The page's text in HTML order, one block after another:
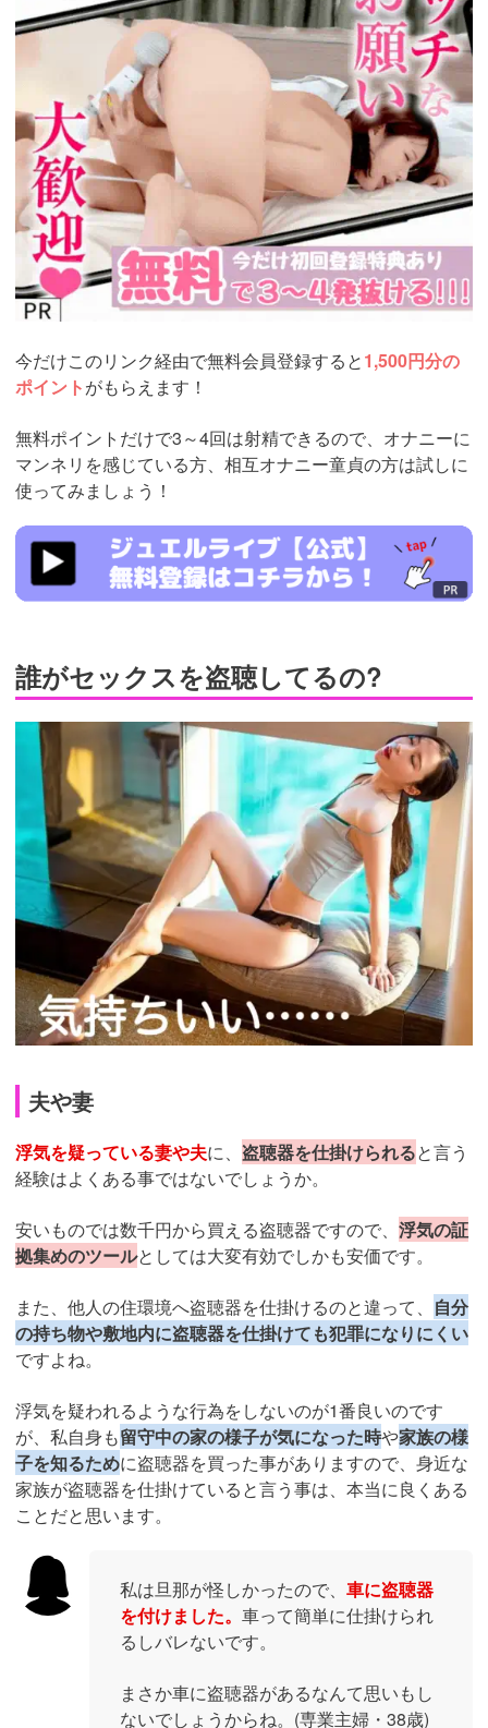
今だけこのリンク経由で無料会員登録すると1,500円分の
ポイントがもらえます！
無料ポイントだけで3～4回は射精できるので、オナニーに
マンネリを感じている方、相互オナニー童貞の方は試しに
使ってみましょう！
https://www.j-
live.tv/LiveChat/acs.php?
si=jwchatt&pid=MLA5661_0003&pa=lp33.php
誰がセックスを盗聴してるの?
夫や妻
浮気を疑っている妻や夫に、 盗聴器を仕掛けられると言う
経験はよくある事ではないでしょうか。
安いものでは数千円から買える盗聴器ですので、 浮気の証
拠集めのツールとしては大変有効でしかも安価です。
また、他人の住環境へ盗聴器を仕掛けるのと違って、 自分
の持ち物や敷地内に盗聴器を仕掛けても犯罪になりにくい
ですよね。
浮気を疑われるような行為をしないのが1番良いのです
が、私自身も留守中の家の様子が気になった時や家族の様
子を知るために盗聴器を買った事がありますので、身近な
家族が盗聴器を仕掛けていると言う事は、本当に良くある
ことだと思います。
私は旦那が怪しかったので、 車に盗聴器
を付けました。 車って簡単に仕掛けられ
るしバレないです。
まさか車に盗聴器があるなんて思いもし
ないでしょうからね。(専業主婦・38歳)